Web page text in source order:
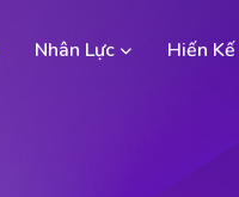
Nhân Lực Hiến Kế